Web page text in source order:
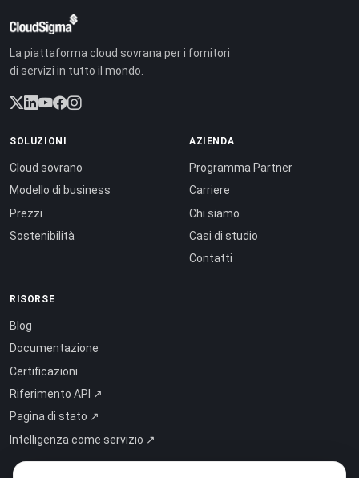
La piattaforma cloud sovrana per i fornitori
di servizi in tutto il mondo.
SOLUZIONI
Cloud sovrano
Modello di business
Prezzi
Sostenibilità
AZIENDA
Programma Partner
Carriere
Chi siamo
Casi di studio
Contatti
RISORSE
Blog
Documentazione
Certificazioni
Riferimento API ↗
Pagina di stato ↗
Intelligenza come servizio ↗